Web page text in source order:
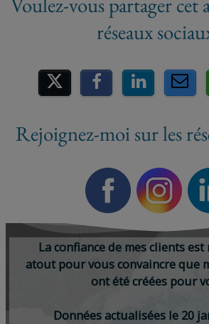
Partager sur les
Rejoignez-moi sur les
La confiance de mes clients
atout pour vous convaincre que
ont été créées pour
Données actualisées le 20